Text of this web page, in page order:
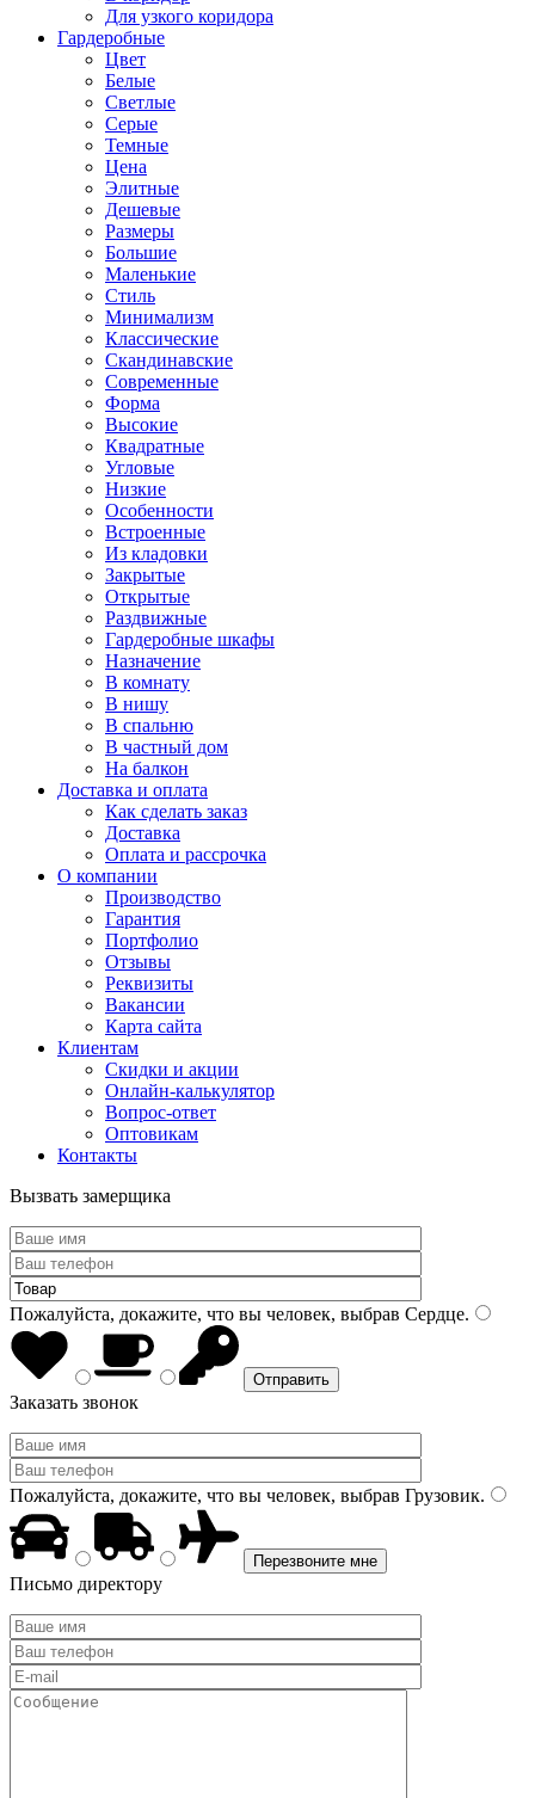
Для узкого коридора
Гардеробные
Цвет
Белые
Светлые
Серые
Темные
Цена
Элитные
Дешевые
Размеры
Большие
Маленькие
Стиль
Минимализм
Классические
Скандинавские
Современные
Форма
Высокие
Квадратные
Угловые
Низкие
Особенности
Встроенные
Из кладовки
Закрытые
Открытые
Раздвижные
Гардеробные шкафы
Назначение
В комнату
В нишу
В спальню
В частный дом
На балкон
Доставка и оплата
Как сделать заказ
Доставка
Оплата и рассрочка
О компании
Производство
Гарантия
Портфолио
Отзывы
Реквизиты
Вакансии
Карта сайта
Клиентам
Скидки и акции
Онлайн-калькулятор
Вопрос-ответ
Оптовикам
Контакты
Вызвать замерщика
Пожалуйста, докажите, что вы человек, выбрав Сердце.
Заказать звонок
Пожалуйста, докажите, что вы человек, выбрав Грузовик.
Письмо директору